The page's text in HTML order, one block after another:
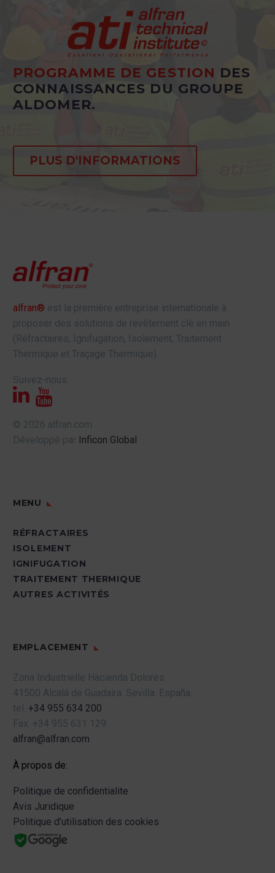
PROGRAMME DE GESTION DES
CONNAISSANCES DU GROUPE
ALDOMER.
PLUS D'INFORMATIONS
alfran® est la première entreprise internationale à
proposer des solutions de revêtement clé en main
(Réfractaires, Ignifugation, Isolement, Traitement
Thermique et Traçage Thermique).
Suivez-nous:
© 2026 alfran.com
Développé par Inficon Global
MENU
RÉFRACTAIRES
ISOLEMENT
IGNIFUGATION
TRAITEMENT THERMIQUE
AUTRES ACTIVITÉS
EMPLACEMENT
Zona Industrielle Hacienda Dolores
41500 Alcalá de Guadaira. Sevilla.
España.
tel. +34 955 634 200
Fax. +34 955 631 129
alfran@alfran.com
À propos de:
Politique de confidentialite
Avis Juridique
Politique d’utilisation des cookies